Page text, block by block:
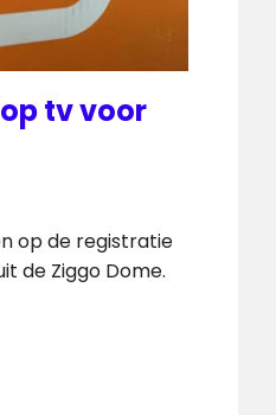
tv voor
op de registratie
de Ziggo Dome.